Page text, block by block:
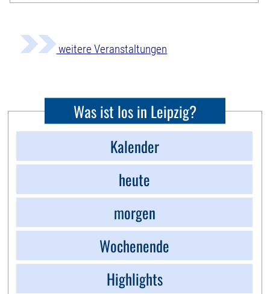
weitere Veranstaltungen
Was ist los in Leipzig?
Kalender
heute
morgen
Wochenende
Highlights